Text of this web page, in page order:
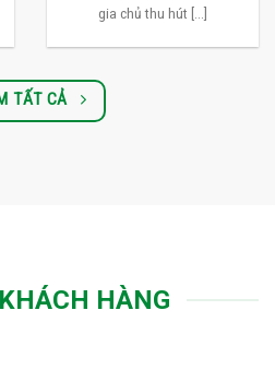
gia chủ thu hút [...]
TẤT CẢ
HÀNG